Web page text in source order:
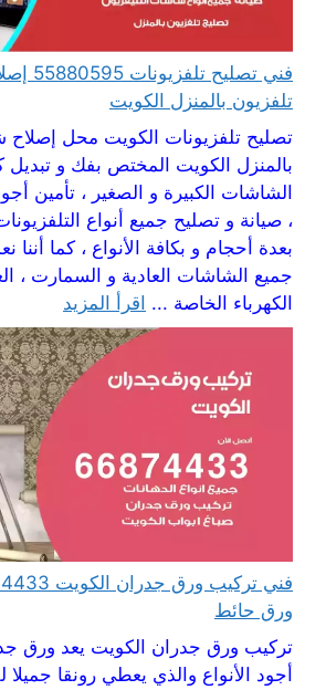
فني
تلفزيون بالمنزل الكويت
تصليح تلفزيونات الكويت محل
بالمنزل الكويت المختص بفك و تبديل
الشاشات الكبيرة و الصغير ، تأمين
، صيانة و تصليح جميع أنواع
بعدة أحجام و بكافة الأنواع ، كما أننا
جميع الشاشات العادية و السمارت ،
الكهرباء الخاصة ... اقرأ المزيد
ورق حائط
تركيب ورق جدران الكويت يعد ورق
أجود الأنواع والذي يعطي رونقا جميلا